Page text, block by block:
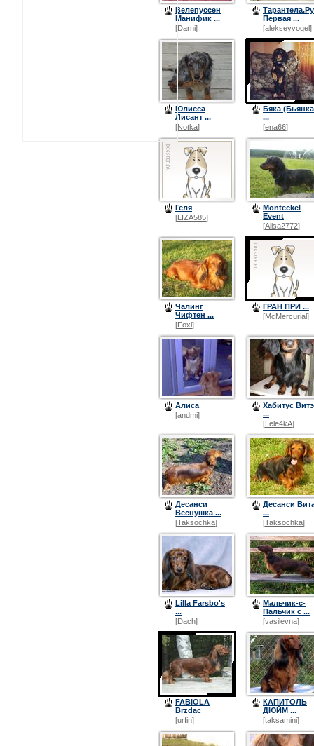
Велепуссен
Манифик ...
[Darni]
Первая ...
[alekseyvogel]
Юлисса
Лисант ...
[Notka]
Бяка (Бьянка
...
[ena66]
Геля
[LIZA585]
Monteckel
Event
[Alisa2772]
Чалинг
Чифтен ...
[Foxi]
ГРАН ПРИ ...
[McMercurial]
Алиса
[andmi]
Хабитус Витэ
...
[Lele4kA]
Десанси
Веснушка ...
[Taksochka]
Десанси
...
[Taksochka]
Lilla Farsbo's
...
[Dach]
Мальчик-с-
Пальчик с ...
[vasilevna]
FABIOLA
Brzdac
[urfin]
КАПИТОЛЬ
ДЮЙМ ...
[taksamini]